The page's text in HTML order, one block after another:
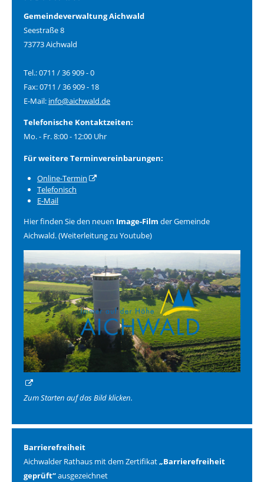
Gemeindeverwaltung Aichwald
Seestraße 8
73773 Aichwald
Tel.: 0711 / 36 909 - 0
Fax: 0711 / 36 909 - 18
E-Mail: info@aichwald.de
Telefonische Kontaktzeiten:
Mo. - Fr. 8:00 - 12:00 Uhr
Für weitere Terminvereinbarungen:
Online-Termin
Telefonisch
E-Mail
Hier finden Sie den neuen Image-Film der Gemeinde
Aichwald. (Weiterleitung zu Youtube)
Zum Starten auf das Bild klicken.
Barrierefreiheit
Aichwalder Rathaus mit dem Zertifikat„Barrierefreiheit
geprüft“ausgezeichnet